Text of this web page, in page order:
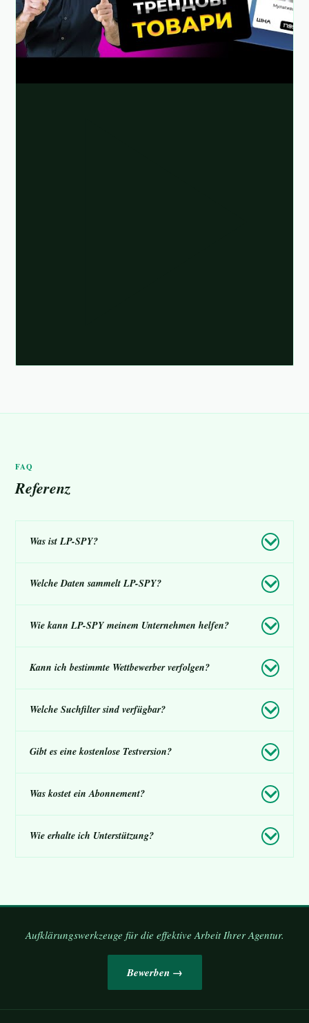
FAQ
Referenz
Was ist LP-SPY?
Welche Daten sammelt LP-SPY?
Wie kann LP-SPY meinem Unternehmen helfen?
Kann ich bestimmte Wettbewerber verfolgen?
Welche Suchfilter sind verfügbar?
Gibt es eine kostenlose Testversion?
Was kostet ein Abonnement?
Wie erhalte ich Unterstützung?
Aufklärungswerkzeuge für die effektive Arbeit Ihrer Agentur.
Bewerben →